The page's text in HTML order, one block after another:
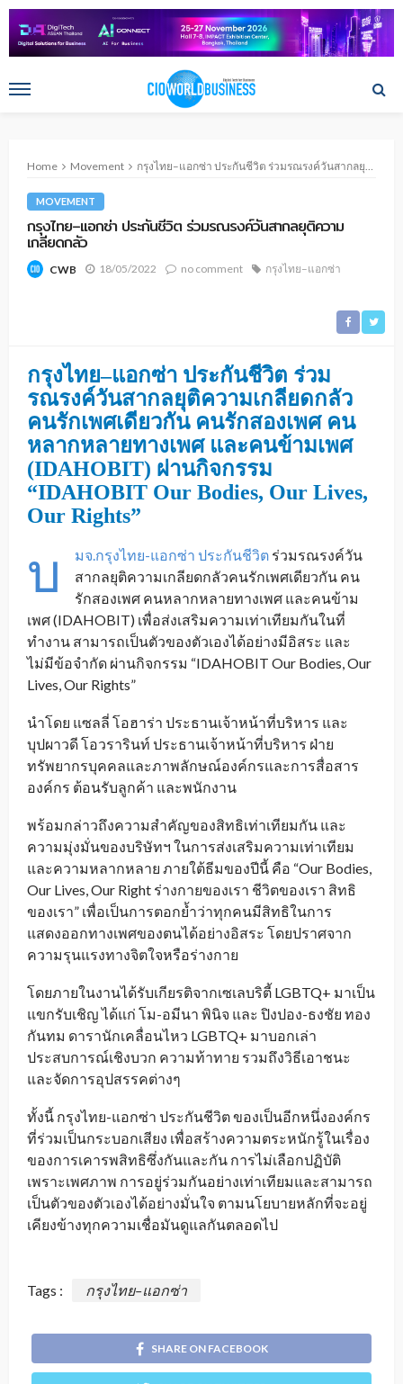
Home Movement กรุงไทย–แอกซ่า ประกันชีวิต ร่วมรณรงค์วันสากลยุติความเกลียดกลัว
MOVEMENT
กรุงไทย–แอกซ่า ประกันชีวิต ร่วมรณรงค์วันสากลยุติความ
เกลียดกลัว
CWB 18/05/2022 no comment กรุงไทย–แอกซ่า
กรุงไทย–แอกซ่า ประกันชีวิต ร่วม
รณรงค์วันสากลยุติความเกลียดกลัว
คนรักเพศเดียวกัน คนรักสองเพศ คน
หลากหลายทางเพศ และคนข้ามเพศ
(IDAHOBIT) ผ่านกิจกรรม
“IDAHOBIT Our Bodies, Our Lives,
Our Rights”
บ มจ.กรุงไทย-แอกซ่า ประกันชีวิต ร่วมรณรงค์วัน
สากลยุติความเกลียดกลัวคนรักเพศเดียวกัน คน
รักสองเพศ คนหลากหลายทางเพศ และคนข้าม
เพศ (IDAHOBIT) เพื่อส่งเสริมความเท่าเทียมกันในที่
ทำงาน สามารถเป็นตัวของตัวเองได้อย่างมีอิสระ และ
ไม่มีข้อจำกัด ผ่านกิจกรรม “IDAHOBIT Our Bodies, Our
Lives, Our Rights”
นำโดย แซลลี่ โอฮาร่า ประธานเจ้าหน้าที่บริหาร และ
บุปผาวดี โอวรารินท์ ประธานเจ้าหน้าที่บริหาร ฝ่าย
ทรัพยากรบุคคลและภาพลักษณ์องค์กรและการสื่อสาร
องค์กร ต้อนรับลูกค้า และพนักงาน
พร้อมกล่าวถึงความสำคัญของสิทธิเท่าเทียมกัน และ
ความมุ่งมั่นของบริษัทฯ ในการส่งเสริมความเท่าเทียม
และความหลากหลาย ภายใต้ธีมของปีนี้ คือ “Our Bodies,
Our Lives, Our Right ร่างกายของเรา ชีวิตของเรา สิทธิ
ของเรา” เพื่อเป็นการตอกย้ำว่าทุกคนมีสิทธิในการ
แสดงออกทางเพศของตนได้อย่างอิสระ โดยปราศจาก
ความรุนแรงทางจิตใจหรือร่างกาย
โดยภายในงานได้รับเกียรติจากเซเลบริตี้ LGBTQ+ มาเป็น
แขกรับเชิญ ได้แก่ โม-อมีนา พินิจ และ ปิงปอง-ธงชัย ทอง
กันทม ดารานักเคลื่อนไหว LGBTQ+ มาบอกเล่า
ประสบการณ์เชิงบวก ความท้าทาย รวมถึงวิธีเอาชนะ
และจัดการอุปสรรคต่างๆ
ทั้งนี้ กรุงไทย-แอกซ่า ประกันชีวิต ของเป็นอีกหนึ่งองค์กร
ที่ร่วมเป็นกระบอกเสียง เพื่อสร้างความตระหนักรู้ในเรื่อง
ของการเคารพสิทธิซึ่งกันและกัน การไม่เลือกปฏิบัติ
เพราะเพศภาพ การอยู่ร่วมกันอย่างเท่าเทียมและสามารถ
เป็นตัวของตัวเองได้อย่างมั่นใจ ตามนโยบายหลักที่จะอยู่
เคียงข้างทุกความเชื่อมันดูแลกันตลอดไป
Tags : กรุงไทย–แอกซ่า
SHARE ON FACEBOOK